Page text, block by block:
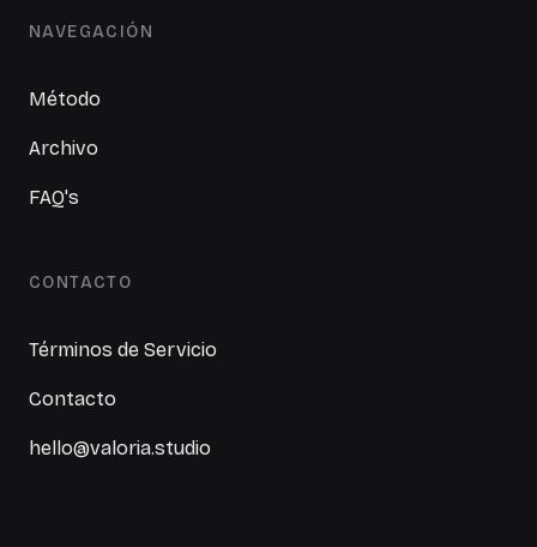
NAVEGACIÓN
Método
Archivo
FAQ's
CONTACTO
Términos de Servicio
Contacto
hello@valoria.studio